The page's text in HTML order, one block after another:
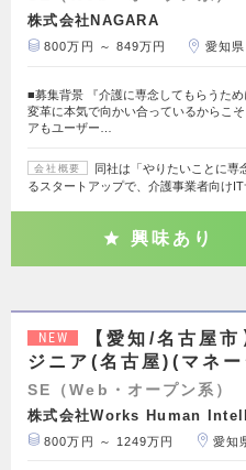
株式会社NAGARA
800万円 ～ 849万円 愛知県
■募集背景 『介護に専念してもらうた
変革に本気で向かい合っているからこ
アもユーザー…
会社概要
同社は「やりたいことに専
るスタートアップで、介護事業者向け
興味あり
NEW
【愛知/名古屋
ジニア(名古屋)(マネ
SE（Web・オープン系）
株式会社Works Human
800万円 ～ 1249万円 愛知